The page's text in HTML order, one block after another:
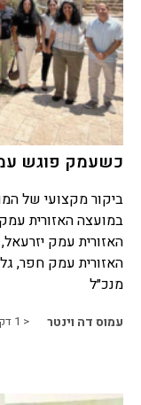
כשעמק פוגש
ביקור מקצועי של
במועצה האזורית
האזורית עמק
האזורית עמק חפר,
מנכ״ל
עמוס דה וינטר < 1